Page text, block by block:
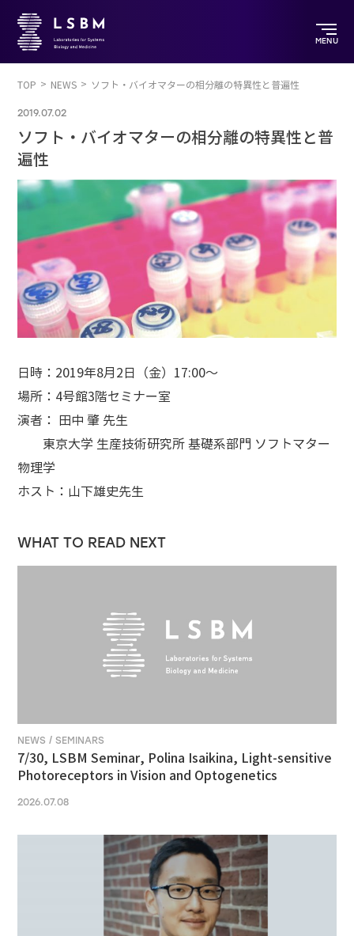
MENU
TOP NEWS ソフト・バイオマターの相分離の特異性と普遍性
2019.07.02
ソフト・バイオマターの相分離の特異性と普
遍性
日時：2019年8月2日（金）17:00～
場所：4号館3階セミナー室
演者： 田中 肇 先生
東京大学 生産技術研究所 基礎系部門 ソフトマター
物理学
ホスト：山下雄史先生
WHAT TO READ NEXT
NEWS / SEMINARS
7/30, LSBM Seminar, Polina Isaikina, Light-sensitive
Photoreceptors in Vision and Optogenetics
2026.07.08